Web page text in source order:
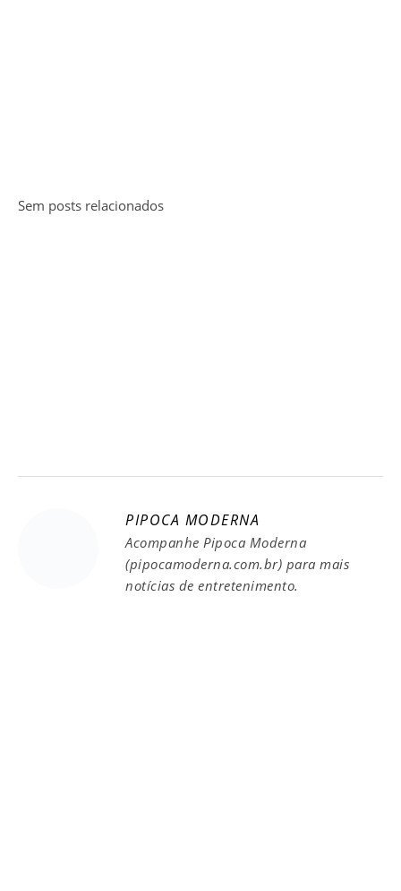
Sem posts relacionados
PIPOCA MODERNA
Acompanhe Pipoca Moderna
(pipocamoderna.com.br) para mais
notícias de entretenimento.